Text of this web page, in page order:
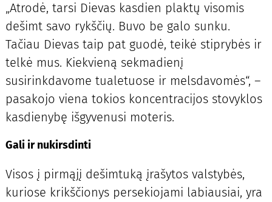
„Atrodė, tarsi Dievas kasdien plaktų visomis
dešimt savo rykščių. Buvo be galo sunku.
Tačiau Dievas taip pat guodė, teikė stiprybės ir
telkė mus. Kiekvieną sekmadienį
susirinkdavome tualetuose ir melsdavomės“, –
pasakojo viena tokios koncentracijos stovyklos
kasdienybę išgyvenusi moteris.
Gali ir nukirsdinti
Visos į pirmąjį dešimtuką įrašytos valstybės,
kuriose krikščionys persekiojami labiausiai, yra